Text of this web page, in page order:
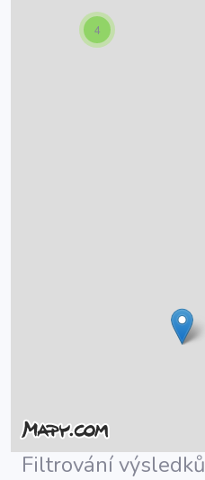
4
Filtrování výsledků